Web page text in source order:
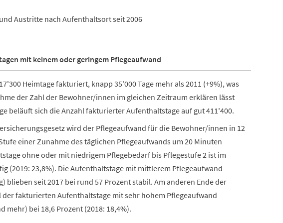
Austritte nach Aufenthaltsort seit 2006
mit keinem oder geringem Pflegeaufwand
Heimtage fakturiert, knapp 35'000 Tage mehr als 2011 (+9%), was
der Zahl der Bewohner/innen im gleichen Zeitraum erklären lässt
beläuft sich die Anzahl fakturierter Aufenthaltstage auf gut 411'400.
wird der Pflegeaufwand für die Bewohner/innen in 12
einer Zunahme des täglichen Pflegeaufwands um 20 Minuten
ohne oder mit niedrigem Pflegebedarf bis Pflegestufe 2 ist im
(2019: 23,8%). Die Aufenthaltstage mit mittlerem Pflegeaufwand
blieben seit 2017 bei rund 57 Prozent stabil. Am anderen Ende der
fakturierten Aufenthaltstage mit sehr hohem Pflegeaufwand
mehr) bei 18,6 Prozent (2018: 18,4%).